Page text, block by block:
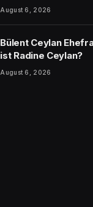
August 6, 2026
Bülent Ceylan
ist Radine Ceylan?
August 6, 2026